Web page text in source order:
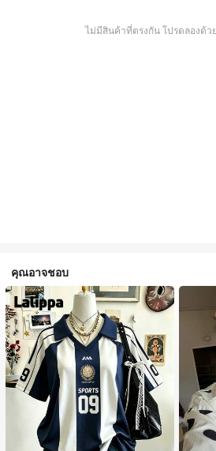
ไม่มีสินค้าที่ตรงกัน โปรดลองด้ว
คุณอาจชอบ